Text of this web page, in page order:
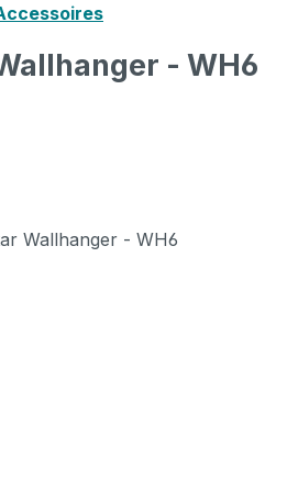
- WH6